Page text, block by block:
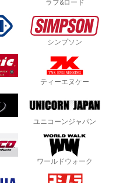
ラフ&ロード
シンプソン
ティーエヌケー
ユニコーンジャパン
ワールドウォーク